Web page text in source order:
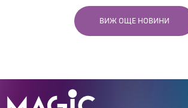
ВИЖ ОЩЕ НОВИНИ